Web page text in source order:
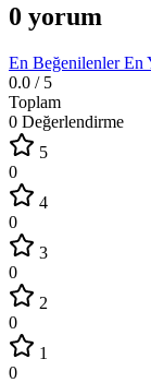
0 yorum
En BeğenilenlerEn
0.0 / 5
Toplam
0 Değerlendirme
5
0
4
0
3
0
2
0
1
0